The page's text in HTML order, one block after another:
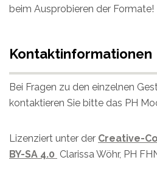
beim Ausprobieren der Formate!
Kontaktinformationen
Bei Fragen zu den einzelnen
kontaktieren Sie bitte das PH
Lizenziert unter der Creative-
BY-SA 4.0 Clarissa Wöhr, PH